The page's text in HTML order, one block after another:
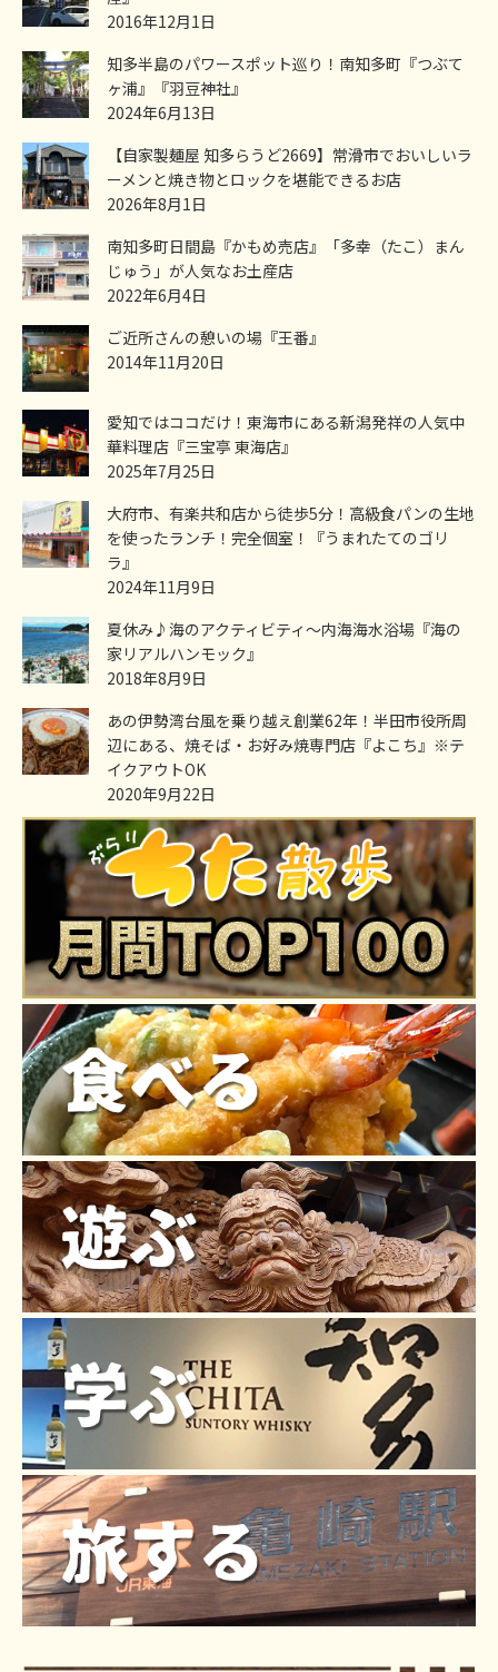
2016年12月1日
知多半島のパワースポット巡り！南知多町『つぶて
ヶ浦』『羽豆神社』
2024年6月13日
【自家製麺屋 知多らうど2669】常滑市でおいしいラ
ーメンと焼き物とロックを堪能できるお店
2026年8月1日
南知多町日間島『かもめ売店』「多幸（たこ）まん
じゅう」が人気なお土産店
2022年6月4日
ご近所さんの憩いの場『王番』
2014年11月20日
愛知ではココだけ！東海市にある新潟発祥の人気中
華料理店『三宝亭 東海店』
2025年7月25日
大府市、有楽共和店から徒歩5分！高級食パンの生地
を使ったランチ！完全個室！『うまれたてのゴリ
ラ』
2024年11月9日
夏休み♪海のアクティビティ～内海海水浴場『海の
家リアルハンモック』
2018年8月9日
あの伊勢湾台風を乗り越え創業62年！半田市役所周
辺にある、焼そば・お好み焼専門店『よこち』※テ
イクアウトOK
2020年9月22日